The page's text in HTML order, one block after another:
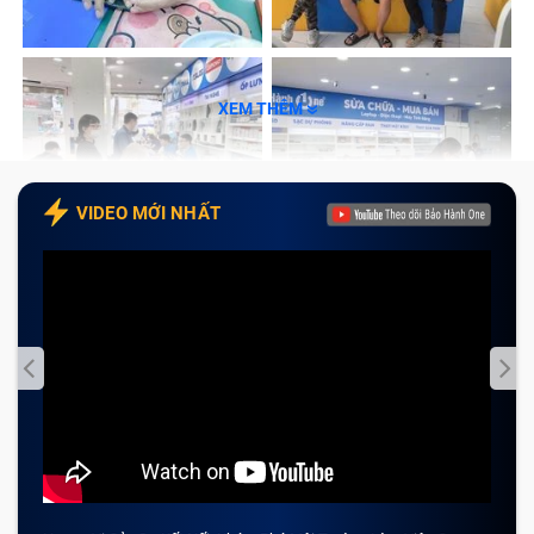
Cam kết với Khách Hàng khi sửa mainboard
laptop Dell Inspiron 1440 tại Bảo Hành One
Tạm kết
Main laptop là gì?
Main laptop(hay còn gọi là mainboardhoặcbo mạch
chủ) là một bảng mạch điện tử lớn, đóng vai trò trung
quan trọng nhất, quyết định hiệu suất và khả năng hoạt
động của máy tính.
XEM THÊM
VIDEO MỚI NHẤT